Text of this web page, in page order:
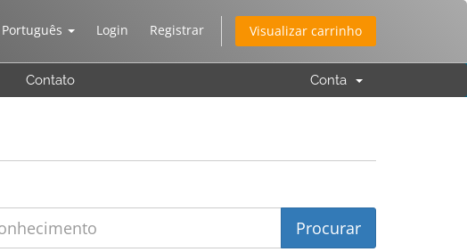
Português Login Registrar Visualizar carrinho
Contato Conta